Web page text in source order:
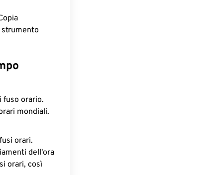
strumento
fuso orario.
mondiali.
orari.
dell'ora
orari, così